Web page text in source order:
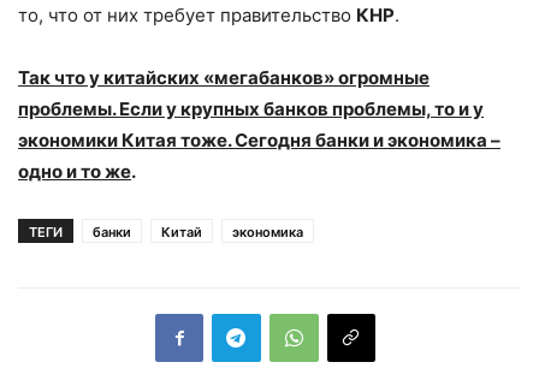
то, что от них требует правительство КНР.
Так что у китайских «мегабанков» огромные
проблемы. Если у крупных банков проблемы, то и у
экономики Китая тоже. Сегодня банки и экономика –
одно и то же.
ТЕГИ банки Китай экономика